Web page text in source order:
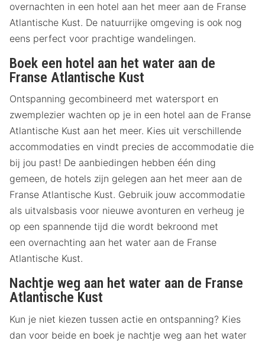
overnachten in een hotel aan het meer aan de Franse
Atlantische Kust. De natuurrijke omgeving is ook nog
eens perfect voor prachtige wandelingen.
Boek een hotel aan het water aan de
Franse Atlantische Kust
Ontspanning gecombineerd met watersport en
zwemplezier wachten op je in een hotel aan de Franse
Atlantische Kust aan het meer. Kies uit verschillende
accommodaties en vindt precies de accommodatie die
bij jou past! De aanbiedingen hebben één ding
gemeen, de hotels zijn gelegen aan het meer aan de
Franse Atlantische Kust. Gebruik jouw accommodatie
als uitvalsbasis voor nieuwe avonturen en verheug je
op een spannende tijd die wordt bekroond met
een overnachting aan het water aan de Franse
Atlantische Kust.
Nachtje weg aan het water aan de Franse
Atlantische Kust
Kun je niet kiezen tussen actie en ontspanning? Kies
dan voor beide en boek je nachtje weg aan het water